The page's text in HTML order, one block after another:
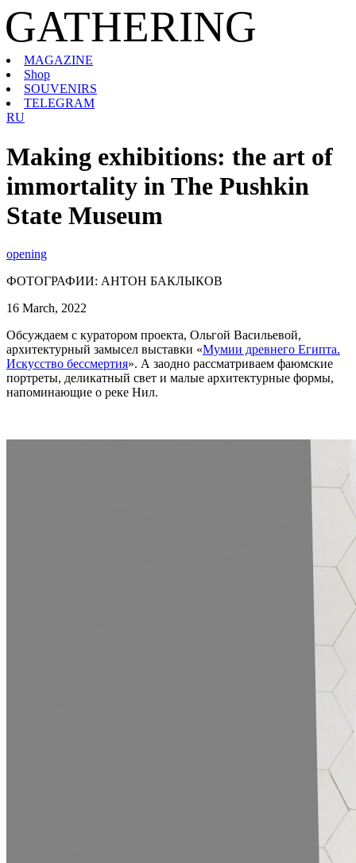
GATHERING
MAGAZINE
Shop
SOUVENIRS
TELEGRAM
RU
Making exhibitions: the art of
immortality in The Pushkin
State Museum
opening
ФОТОГРАФИИ: АНТОН БАКЛЫКОВ
16 March, 2022
Обсуждаем с куратором проекта, Ольгой Васильевой,
архитектурный замысел выставки «Мумии древнего Египта.
Искусство бессмертия». А заодно рассматриваем фаюмские
портреты, деликатный свет и малые архитектурные формы,
напоминающие о реке Нил.